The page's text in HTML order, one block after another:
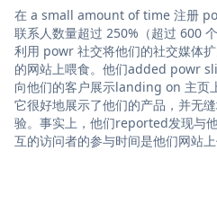
在 a small amount of time 注册
联系人数量超过 250%（超过 600
利用 powr 社交将他们的社交媒体
的网站上喂食。他们added powr
向他们的客户展示landing on 主页
它很好地展示了他们的产品，并无
验。事实上，他们reported发现与
互的访问者的参与时间是他们网站